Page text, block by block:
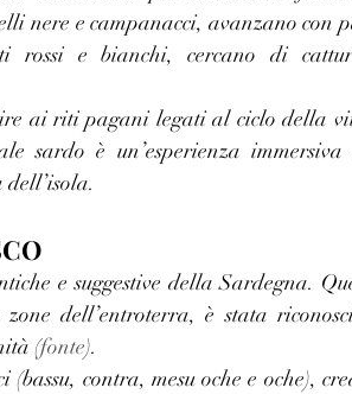
nere e campanacci, avanzano con
rossi e bianchi, cercano di
ai riti pagani legati al ciclo della
sardo è un’esperienza immersiva
e suggestive della Sardegna.
dell’entroterra, è stata
(fonte).
contra, mesu oche e oche),